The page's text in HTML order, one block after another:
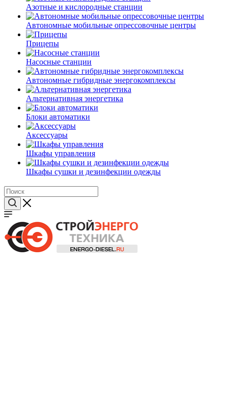
Азотные и кислородные станции
Автономные мобильные опрессовочные центры
Прицепы
Насосные станции
Автономные гибридные энергокомплексы
Альтернативная энергетика
Блоки автоматики
Аксессуары
Шкафы управления
Шкафы сушки и дезинфекции одежды